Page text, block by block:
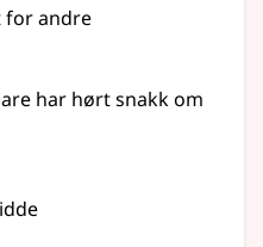
for andre
har hørt snakk om